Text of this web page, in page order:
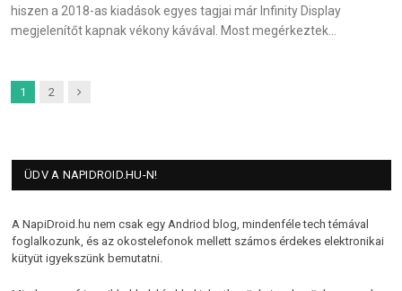
hiszen a 2018-as kiadások egyes tagjai már Infinity Display
megjelenítőt kapnak vékony kávával. Most megérkeztek…
1 2 Next
ÜDV A NAPIDROID.HU-N!
A NapiDroid.hu nem csak egy Andriod blog, mindenféle tech témával
foglalkozunk, és az okostelefonok mellett számos érdekes elektronikai
kütyüt igyekszünk bemutatni.